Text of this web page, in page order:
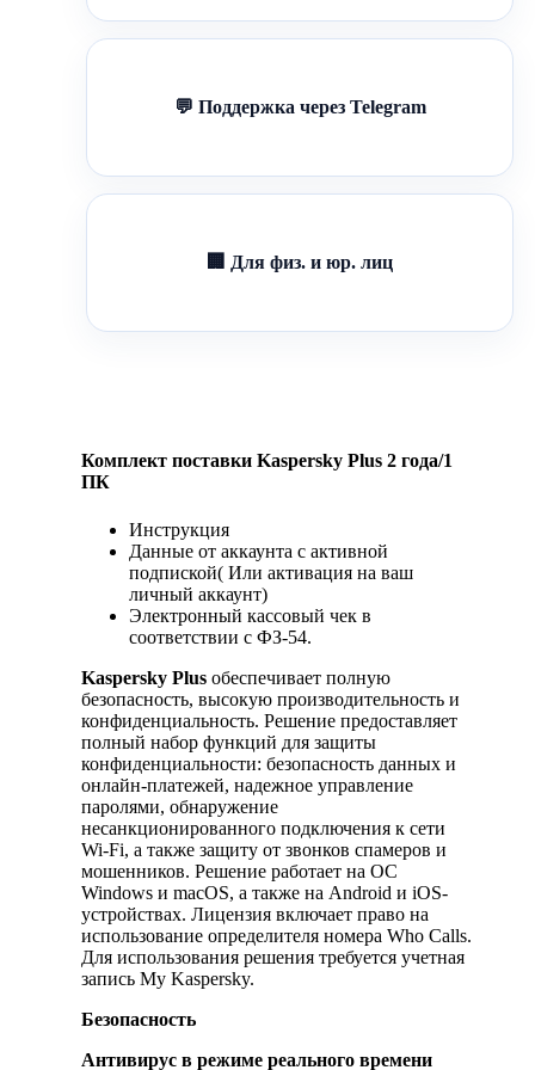
💬 Поддержка через Telegram
🏢 Для физ. и юр. лиц
Комплект поставки Kaspersky Plus 2 года/1
ПК
Инструкция
Данные от аккаунта с активной
подпиской( Или активация на ваш
личный аккаунт)
Электронный кассовый чек в
соответствии с ФЗ-54.
Kaspersky Plus обеспечивает полную
безопасность, высокую производительность и
конфиденциальность. Решение предоставляет
полный набор функций для защиты
конфиденциальности: безопасность данных и
онлайн-платежей, надежное управление
паролями, обнаружение
несанкционированного подключения к сети
Wi-Fi, а также защиту от звонков спамеров и
мошенников. Решение работает на ОС
Windows и macOS, а также на Android и iOS-
устройствах. Лицензия включает право на
использование определителя номера Who Calls.
Для использования решения требуется учетная
запись My Kaspersky.
Безопасность
Антивирус в режиме реального времени